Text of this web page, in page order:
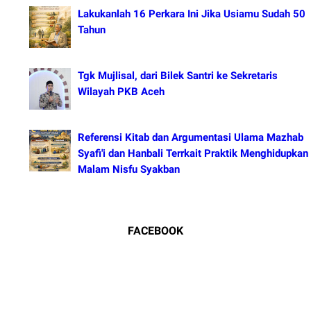
Lakukanlah 16 Perkara Ini Jika Usiamu Sudah 50
Tahun
Tgk Mujlisal, dari Bilek Santri ke Sekretaris
Wilayah PKB Aceh
Referensi Kitab dan Argumentasi Ulama Mazhab
Syafi'i dan Hanbali Terrkait Praktik Menghidupkan
Malam Nisfu Syakban
FACEBOOK